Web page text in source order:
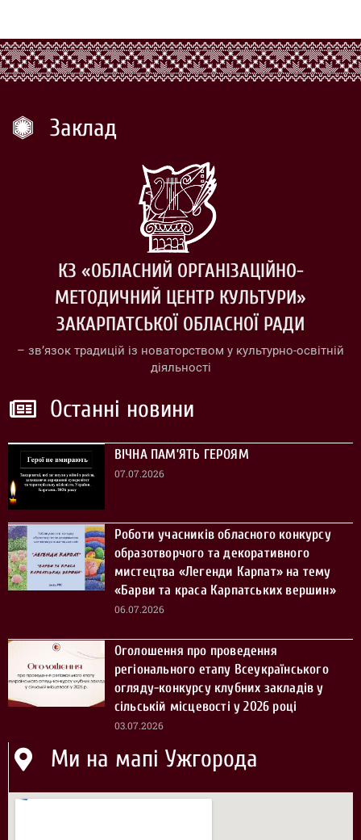
Заклад
КЗ «ОБЛАСНИЙ ОРГАНІЗАЦІЙНО-
МЕТОДИЧНИЙ ЦЕНТР КУЛЬТУРИ»
ЗАКАРПАТСЬКОЇ ОБЛАСНОЇ РАДИ
– зв’язок традицій із новаторством у культурно-освітній
діяльності
Останні новини
ВІЧНА ПАМ’ЯТЬ ГЕРОЯМ
07.07.2026
Роботи учасників обласного конкурсу
образотворчого та декоративного
мистецтва «Легенди Карпат» на тему
«Барви та краса Карпатських вершин»
06.07.2026
Оголошення про проведення
регіонального етапу Всеукраїнського
огляду-конкурсу клубних закладів у
сільській місцевості у 2026 році
03.07.2026
Ми на мапі Ужгорода